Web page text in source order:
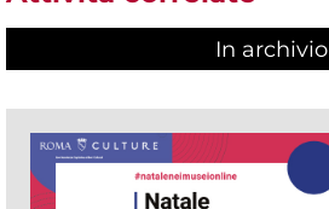
In archivio